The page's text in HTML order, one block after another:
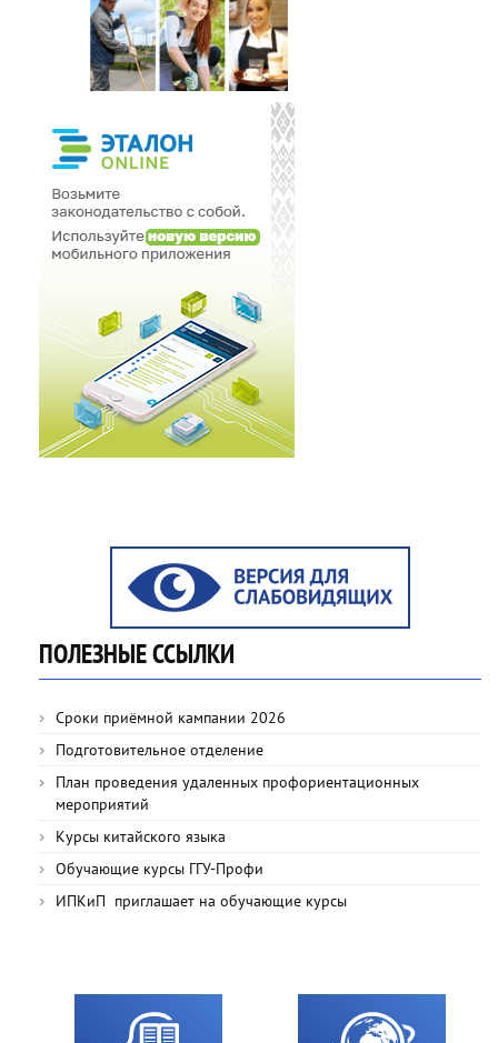
ПОЛЕЗНЫЕ ССЫЛКИ
Сроки приёмной кампании 2026
Подготовительное отделение
План проведения удаленных профориентационных
мероприятий
Курсы китайского языка
Обучающие курсы ГГУ-Профи
ИПКиП приглашает на обучающие курсы